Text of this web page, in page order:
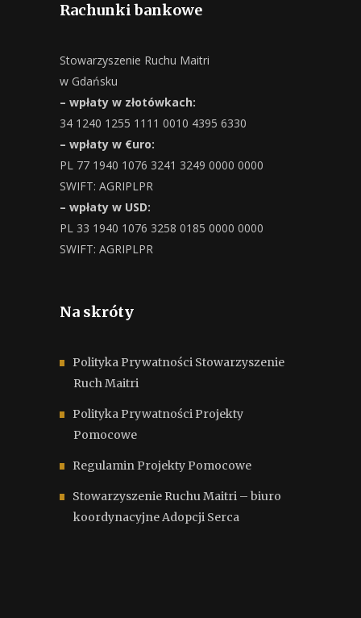
Rachunki bankowe
Stowarzyszenie Ruchu Maitri
w Gdańsku
– wpłaty w złotówkach:
34 1240 1255 1111 0010 4395 6330
– wpłaty w €uro:
PL 77 1940 1076 3241 3249 0000 0000
SWIFT: AGRIPLPR
– wpłaty w USD:
PL 33 1940 1076 3258 0185 0000 0000
SWIFT: AGRIPLPR
Na skróty
Polityka Prywatności Stowarzyszenie
Ruch Maitri
Polityka Prywatności Projekty
Pomocowe
Regulamin Projekty Pomocowe
Stowarzyszenie Ruchu Maitri – biuro
koordynacyjne Adopcji Serca